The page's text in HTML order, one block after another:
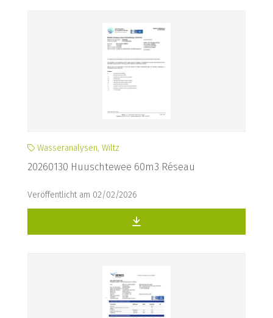
Wasseranalysen, Wiltz
20260130 Huuschtewee 60m3 Réseau
Veröffentlicht am 02/02/2026